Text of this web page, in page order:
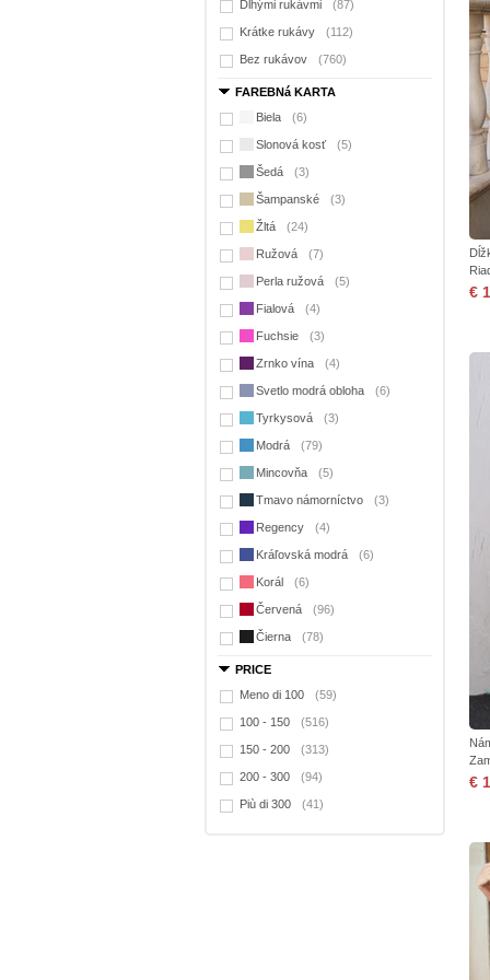
Dlhými rukávmi (87)
Krátke rukávy (112)
Bez rukávov (760)
FAREBNá KARTA
Biela
(6)
Slonová kosť (5)
Šedá (3)
Šampanské (3)
Žltá (24)
Ružová (7)
Perla ružová (5)
Fialová (4)
Fuchsie (3)
Zrnko vína (4)
Svetlo modrá obloha (6)
Tyrkysová (3)
Modrá (79)
Mincovňa (5)
Tmavo námorníctvo (3)
Regency (4)
Kráľovská modrá (6)
Korál (6)
Červená (96)
Čierna (78)
PRICE
Meno di 100
(59)
100 - 150 (516)
150 - 200 (313)
200 - 300 (94)
Più di 300 (41)
€
€